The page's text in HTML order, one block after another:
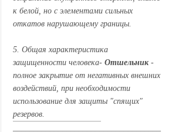
к белой, но с элементами сильных
откатов нарушающему границы.
5. Общая характеристика
защищенности человека- Отшельник-
полное закрытие от негативных внешних
воздействий, при необходимости
использование для защиты "спящих"
резервов.